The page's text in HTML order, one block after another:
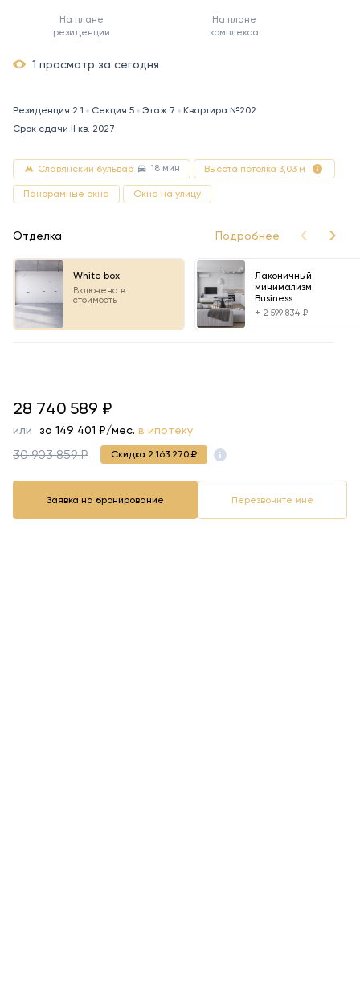
На плане
резиденции
На плане
комплекса
1 просмотр за сегодня
Резиденция 2.1 Секция 5 Этаж 7
Квартира №202
Срок сдачи II кв. 2027
Славянский бульвар 18 мин Высота потолка 3,03 м
Панорамные окна Окна на улицу
Отделка Подробнее
White box
Включена в
стоимость
Лаконичный
минимализм.
Business
+ 2 599 834 ₽
28740589
28 740 589 ₽
или за 149 401 ₽/мес. в ипотеку
30 903 859 ₽ Скидка 2 163 270 ₽
Заявка на бронирование Перезвоните мне